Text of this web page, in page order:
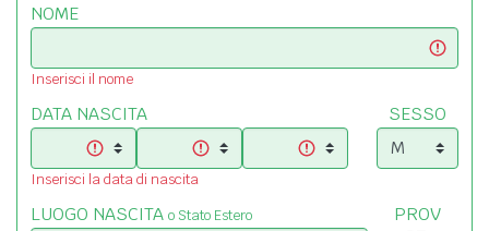
NOME
Inserisci il nome
DATA NASCITA
Inserisci la data di nascita
SESSO
LUOGO NASCITA o Stato Estero PROV